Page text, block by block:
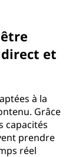
et
à la
Grâce
capacités
prendre
réel